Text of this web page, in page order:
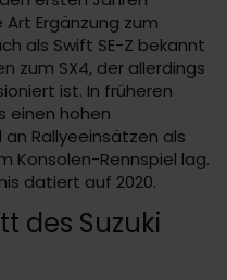
Ergänzung zum
als Swift SE-Z bekannt
zum SX4, der allerdings
ist. In früheren
einen hohen
Rallyeeinsätzen als
Konsolen-Rennspiel lag.
datiert auf 2020.
des Suzuki